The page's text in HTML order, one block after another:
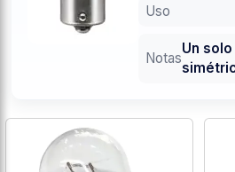
Uso
Notas
Un